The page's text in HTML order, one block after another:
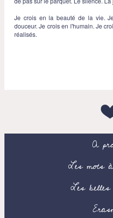
Je crois en la beauté de la vie.
douceur. Je crois en l'humain. Je
réalisés.
A
Les mots
Les